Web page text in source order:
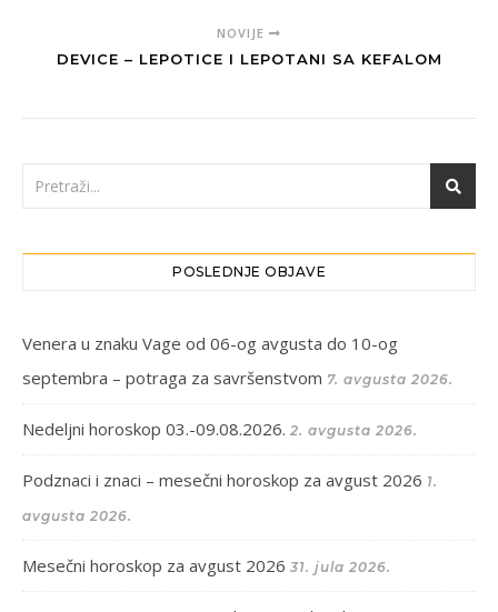
NOVIJE
DEVICE – LEPOTICE I LEPOTANI SA KEFALOM
POSLEDNJE OBJAVE
Venera u znaku Vage od 06-og avgusta do 10-og
septembra – potraga za savršenstvom 7. avgusta 2026.
Nedeljni horoskop 03.-09.08.2026. 2. avgusta 2026.
Podznaci i znaci – mesečni horoskop za avgust 2026 1.
avgusta 2026.
Mesečni horoskop za avgust 2026 31. jula 2026.